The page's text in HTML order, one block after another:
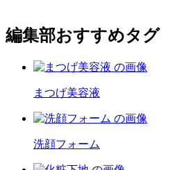
編集部おすすめタグ
まつげ美容液
洗顔フォーム